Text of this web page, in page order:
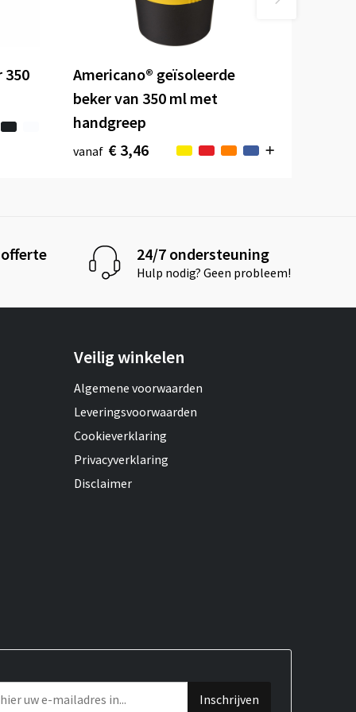
350
Americano® geïsoleerde
beker van 350 ml met
handgreep
vanaf € 3,46
offerte 24/7 ondersteuning
Hulp nodig? Geen probleem!
Veilig winkelen
Algemene voorwaarden
Leveringsvoorwaarden
Cookieverklaring
Privacyverklaring
Disclaimer